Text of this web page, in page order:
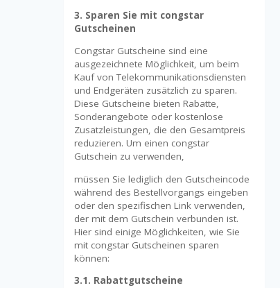
3. Sparen Sie mit congstar
Gutscheinen
Congstar Gutscheine sind eine
ausgezeichnete Möglichkeit, um beim
Kauf von Telekommunikationsdiensten
und Endgeräten zusätzlich zu sparen.
Diese Gutscheine bieten Rabatte,
Sonderangebote oder kostenlose
Zusatzleistungen, die den Gesamtpreis
reduzieren. Um einen congstar
Gutschein zu verwenden,
müssen Sie lediglich den Gutscheincode
während des Bestellvorgangs eingeben
oder den spezifischen Link verwenden,
der mit dem Gutschein verbunden ist.
Hier sind einige Möglichkeiten, wie Sie
mit congstar Gutscheinen sparen
können:
3.1. Rabattgutscheine